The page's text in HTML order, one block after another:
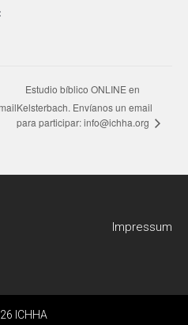
Estudio bíblico ONLINE en
Kelsterbach. Envíanos un email
para participar: info@ichha.org
Impressum
ICHHA